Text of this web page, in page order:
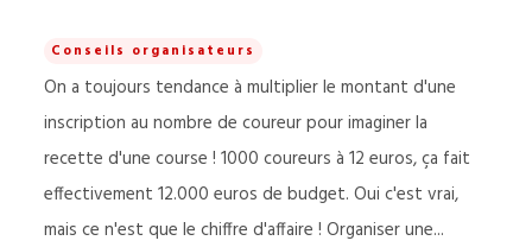
Conseils organisateurs
On a toujours tendance à multiplier le montant d'une
inscription au nombre de coureur pour imaginer la
recette d'une course ! 1000 coureurs à 12 euros, ça fait
effectivement 12.000 euros de budget. Oui c'est vrai,
mais ce n'est que le chiffre d'affaire ! Organiser une...